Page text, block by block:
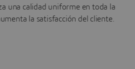
una calidad uniforme en toda la
la satisfacción del cliente.